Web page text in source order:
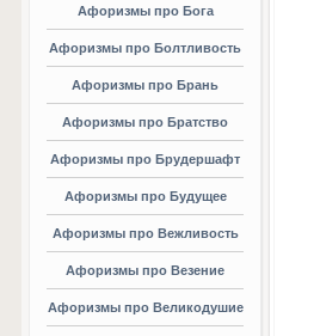
Афоризмы про Бога
Афоризмы про Болтливость
Афоризмы про Брань
Афоризмы про Братство
Афоризмы про Брудершафт
Афоризмы про Будущее
Афоризмы про Вежливость
Афоризмы про Везение
Афоризмы про Великодушие